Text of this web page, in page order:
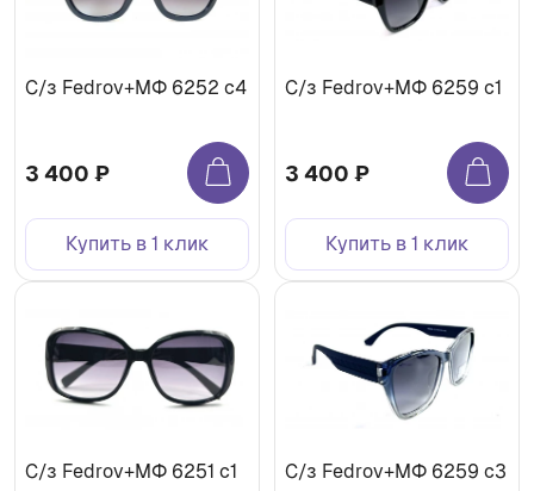
С/з Fedrov+МФ 6252 c4
3 400 ₽
Купить в 1 клик
С/з Fedrov+МФ 6259 c1
3 400 ₽
Купить в 1 клик
С/з Fedrov+МФ 6251 c1 С/з Fedrov+МФ 6259 c3